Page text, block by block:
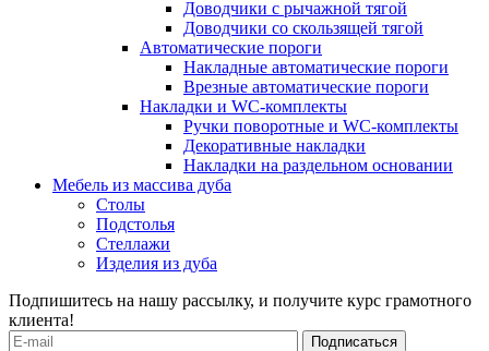
Доводчики с рычажной тягой
Доводчики со скользящей тягой
Автоматические пороги
Накладные автоматические пороги
Врезные автоматические пороги
Накладки и WC-комплекты
Ручки поворотные и WC-комплекты
Декоративные накладки
Накладки на раздельном основании
Мебель из массива дуба
Столы
Подстолья
Стеллажи
Изделия из дуба
Подпишитесь на нашу рассылку, и получите курс грамотного
клиента!